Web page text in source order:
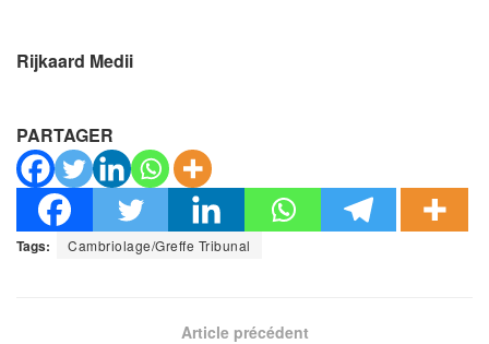
Rijkaard Medii
PARTAGER
Tags: Cambriolage/Greffe Tribunal
Article précédent